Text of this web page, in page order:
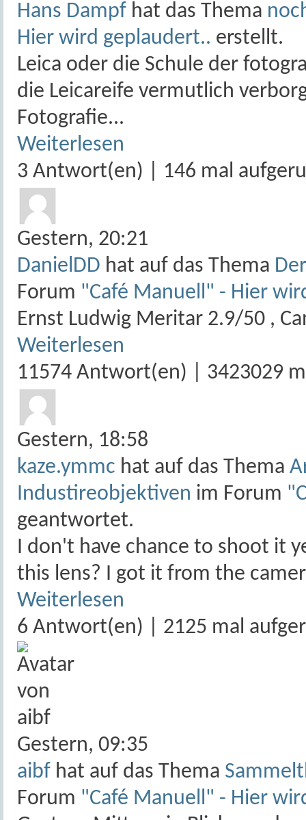
Hans Dampf hat das Thema
Hier wird geplaudert.. erstellt.
Leica oder die Schule der
die Leicareife vermutlich
Fotografie...
Weiterlesen
3 Antwort(en) | 146 mal
Gestern, 20:21
DanielDD hat auf das Thema
Forum "Café Manuell" - Hier
Ernst Ludwig Meritar 2.9/50 ,
Weiterlesen
11574 Antwort(en) | 3423029
Gestern, 18:58
kaze.ymmc hat auf das Thema
Industireobjektiven im Forum
geantwortet.
I don't have chance to shoot it
this lens? I got it from the
Weiterlesen
6 Antwort(en) | 2125 mal
Gestern, 09:35
aibf hat auf das Thema
Forum "Café Manuell" - Hier